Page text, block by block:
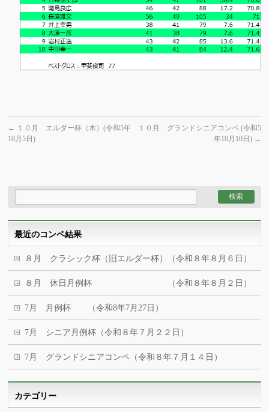
← １０月 エルダー杯（木）(令和5年
10月5日)
１０月 グランドシニアコンペ (令和5
年10月10日) →
最近のコンペ結果
８月 クラシック杯（旧エルダー杯）（令和８年８月６日）
８月 休日月例杯 （令和８年８月２日）
7月 月例杯 （令和8年7月27日）
7月 シニア月例杯（令和８年７月２２日）
7月 グランドシニアコンペ（令和８年７月１４日）
カテゴリー